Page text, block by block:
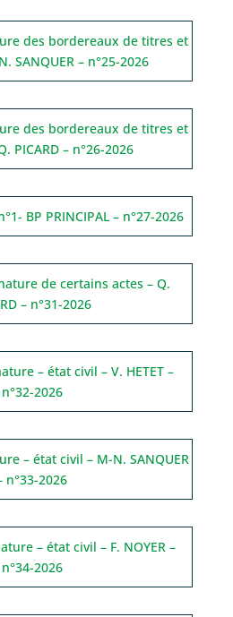
des bordereaux de titres et
SANQUER – n°25-2026
des bordereaux de titres et
PICARD – n°26-2026
BP PRINCIPAL – n°27-2026
de certains actes – Q.
– n°31-2026
– état civil – V. HETET –
n°32-2026
– état civil – M-N. SANQUER
n°33-2026
– état civil – F. NOYER –
n°34-2026